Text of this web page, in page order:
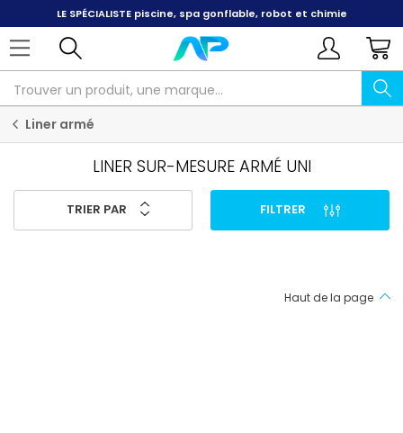
LE SPÉCIALISTEpiscine, spa gonflable, robot et chimie
Liner armé
LINER SUR-MESURE ARMÉ UNI
TRIER PAR FILTRER
Haut de la page